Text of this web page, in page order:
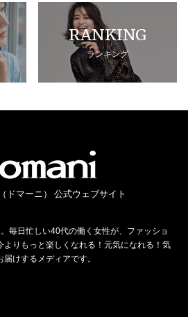
RANKING
ランキング
ドマーニ） 公式ウェブサイト
毎日忙しい40代の働く女性が、ファッショ
りもっと楽しくなれる！元気になれる！気
けするメディアです。